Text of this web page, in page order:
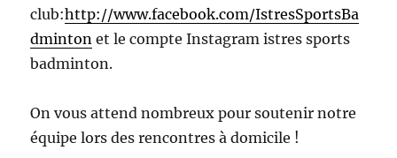
club:http://www.facebook.com/IstresSportsBa
dminton et le compte Instagram istres sports
badminton.
On vous attend nombreux pour soutenir notre
équipe lors des rencontres à domicile !